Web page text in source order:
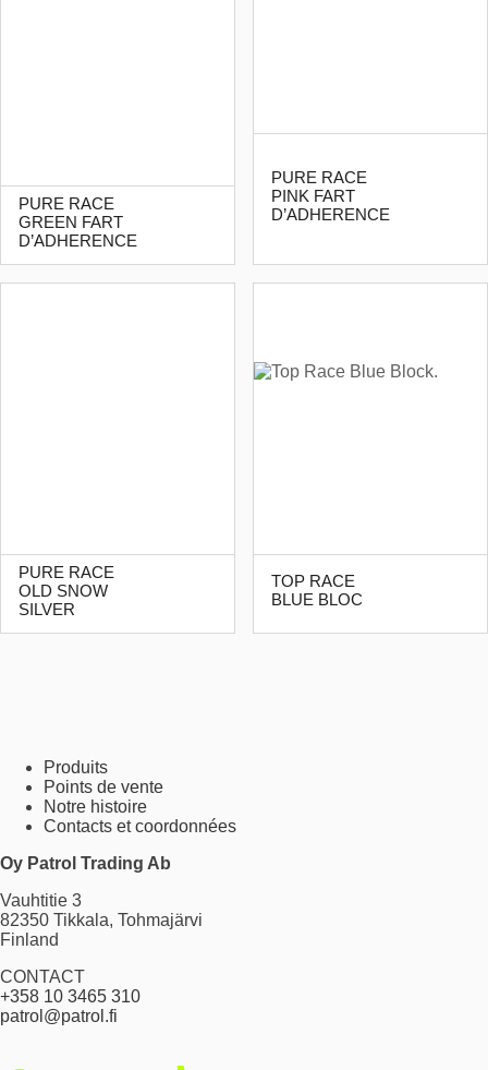
PURE RACE
GREEN FART
D’ADHERENCE
PURE RACE
PINK FART
D’ADHERENCE
PURE RACE
OLD SNOW
SILVER
TOP RACE
BLUE BLOC
Produits
Points de vente
Notre histoire
Contacts et coordonnées
Oy Patrol Trading Ab
Vauhtitie 3
82350 Tikkala, Tohmajärvi
Finland
CONTACT
+358 10 3465 310
patrol@patrol.fi